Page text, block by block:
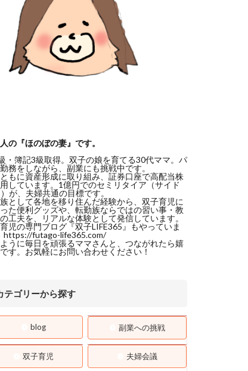
の『ほのぼの妻』です。
・簿記3級取得。双子の娘を育てる30代ママ。パ
務をしながら、副業にも挑戦中です。
もに資産形成に取り組み、証券口座で高配当株
しています。1億円でのセミリタイア（サイド
が、夫婦共通の目標です。
として各地を移り住んだ経験から、双子育児に
た便利グッズや、転勤族ならではの習い事・教
工夫を、リアルな体験として発信しています。
児の専門ブログ『双子LIFE365』もやっていま
https://futago-life365.com/
うに毎日を頑張るママさんと、つながれたら嬉
す。お気軽にお問い合わせください！
テゴリーから探す
blog 副業への挑戦
双子育児 夫婦会議